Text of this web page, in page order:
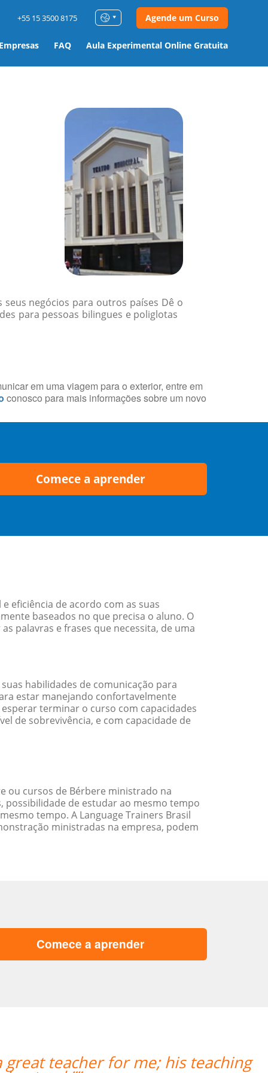
FAQ Aula Experimental Online Gratuita
+55 15 3500 8175 Agende um Curso
negócios para outros países Dê o
para pessoas bilingues e poliglotas
em uma viagem para o exterior, entre em
conosco para mais informações sobre um novo
Comece a aprender
eficiência de acordo com as suas
baseados no que precisa o aluno. O
palavras e frases que necessita, de uma
habilidades de comunicação para
estar manejando confortavelmente
terminar o curso com capacidades
de sobrevivência, e com capacidade de
ou cursos de Bérbere ministrado na
possibilidade de estudar ao mesmo tempo
tempo. A Language Trainers Brasil
ministradas na empresa, podem
Comece a aprender
“”My wife likes the